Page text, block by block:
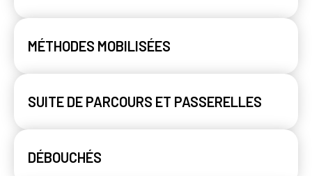
MÉTHODES MOBILISÉES
SUITE DE PARCOURS ET PASSERELLES
DÉBOUCHÉS